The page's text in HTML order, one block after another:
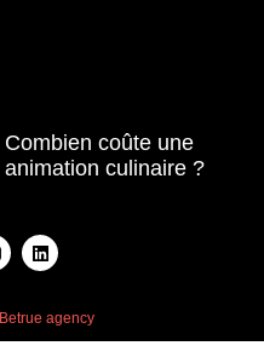
Combien coûte une
animation culinaire ?
Betrue agency